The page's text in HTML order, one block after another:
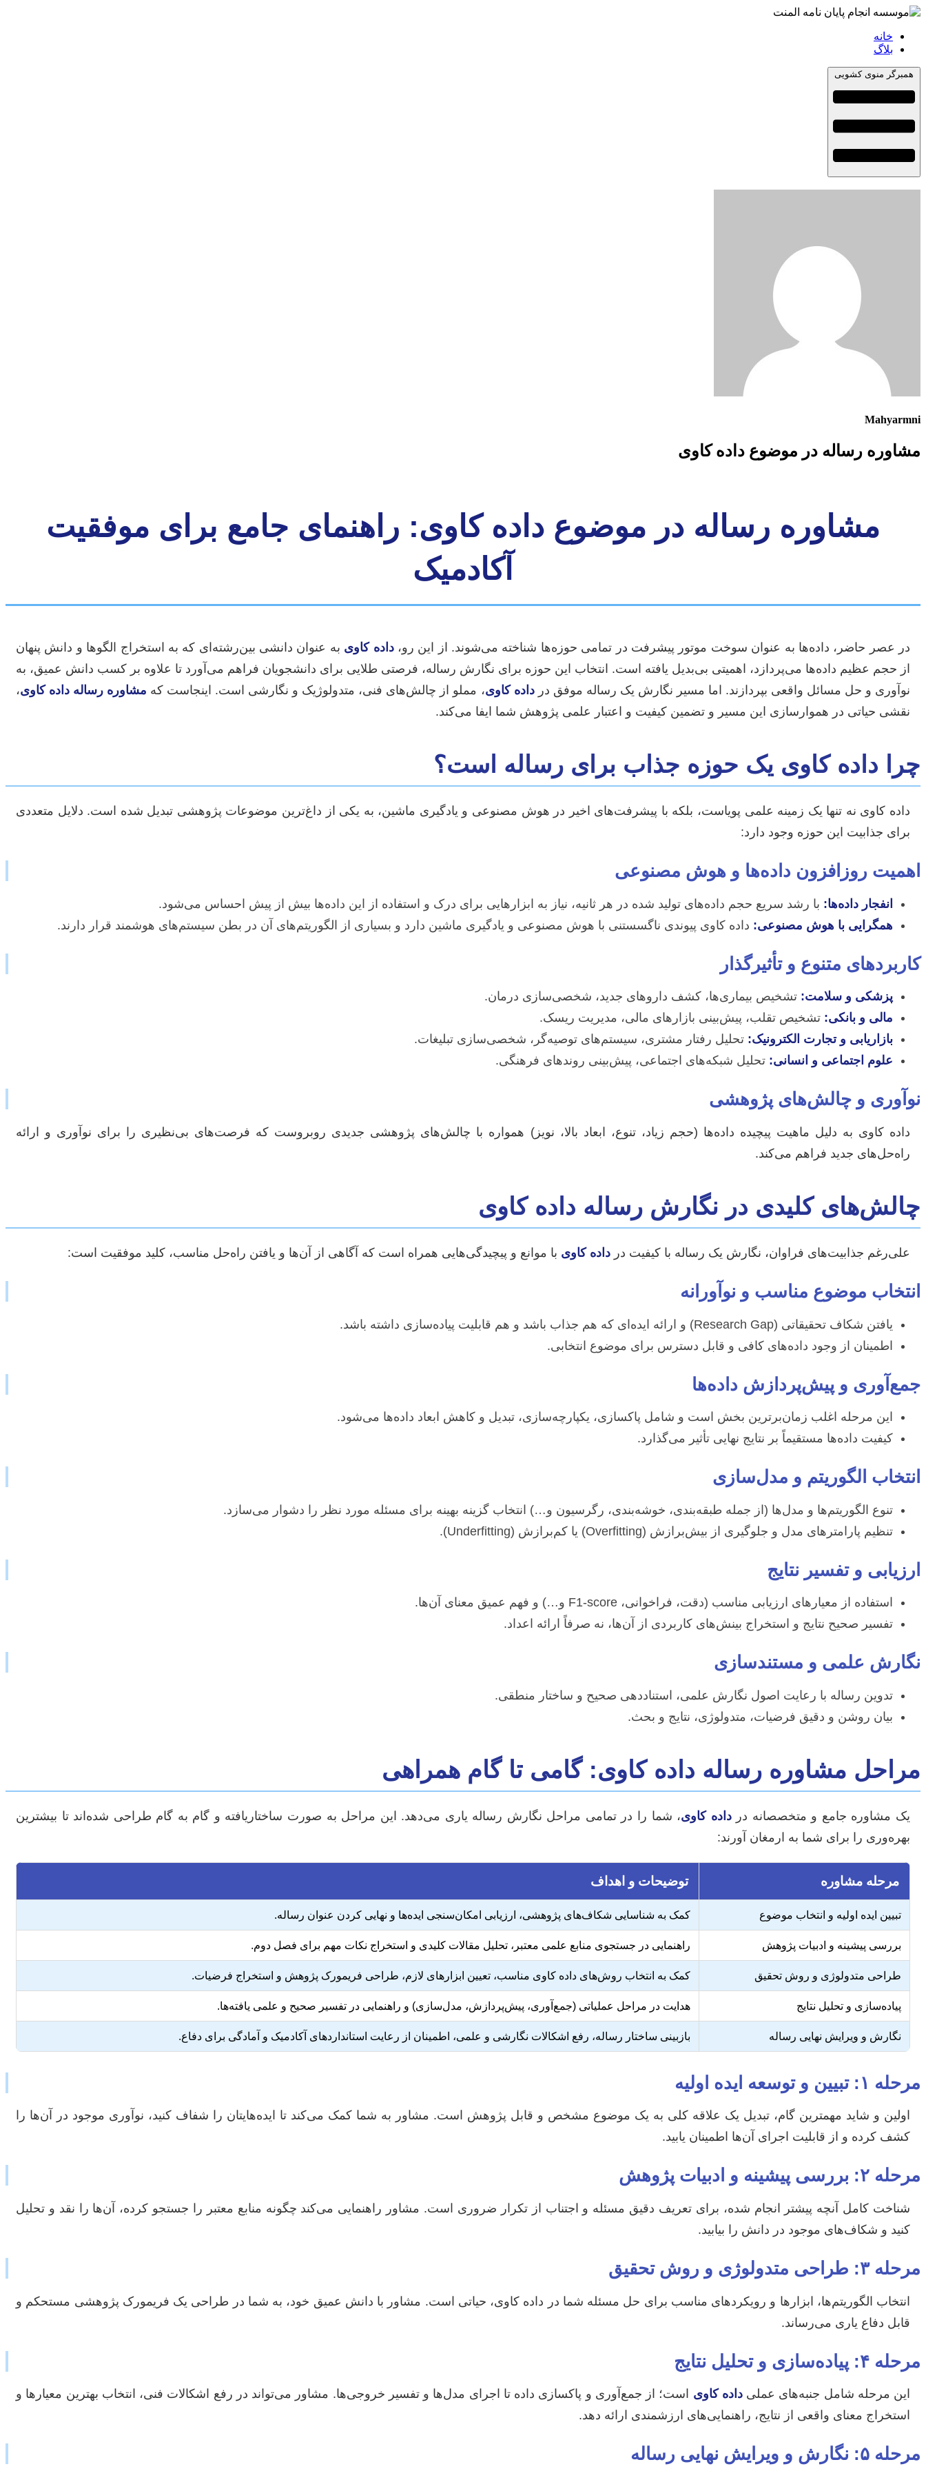
خانه
بلاگ
همبرگر منوی کشویی
Mahyarmni
مشاوره رساله در موضوع داده کاوی
مشاوره رساله در موضوع داده کاوی: راهنمای جامع برای موفقیت
آکادمیک
در عصر حاضر، داده‌ها به عنوان سوخت موتور پیشرفت در تمامی حوزه‌ها شناخته می‌شوند. از این رو،داده کاوی به عنوان دانشی بین‌رشته‌ای که به استخراج الگوها و دانش پنهان
از حجم عظیم داده‌ها می‌پردازد، اهمیتی بی‌بدیل یافته است. انتخاب این حوزه برای نگارش رساله، فرصتی طلایی برای دانشجویان فراهم می‌آورد تا علاوه بر کسب دانش عمیق، به
نوآوری و حل مسائل واقعی بپردازند. اما مسیر نگارش یک رساله موفق درداده کاوی، مملو از چالش‌های فنی، متدولوژیک و نگارشی است. اینجاست که مشاوره رساله داده کاوی،
نقشی حیاتی در هموارسازی این مسیر و تضمین کیفیت و اعتبار علمی پژوهش شما ایفا می‌کند.
چرا داده کاوی یک حوزه جذاب برای رساله است؟
داده کاوی نه تنها یک زمینه علمی پویاست، بلکه با پیشرفت‌های اخیر در هوش مصنوعی و یادگیری ماشین، به یکی از داغ‌ترین موضوعات پژوهشی تبدیل شده است. دلایل متعددی
برای جذابیت این حوزه وجود دارد:
اهمیت روزافزون داده‌ها و هوش مصنوعی
انفجار داده‌ها: با رشد سریع حجم داده‌های تولید شده در هر ثانیه، نیاز به ابزارهایی برای درک و استفاده از این داده‌ها بیش از پیش احساس می‌شود.
همگرایی با هوش مصنوعی: داده کاوی پیوندی ناگسستنی با هوش مصنوعی و یادگیری ماشین دارد و بسیاری از الگوریتم‌های آن در بطن سیستم‌های هوشمند قرار دارند.
کاربردهای متنوع و تأثیرگذار
پزشکی و سلامت: تشخیص بیماری‌ها، کشف داروهای جدید، شخصی‌سازی درمان.
مالی و بانکی: تشخیص تقلب، پیش‌بینی بازارهای مالی، مدیریت ریسک.
بازاریابی و تجارت الکترونیک: تحلیل رفتار مشتری، سیستم‌های توصیه‌گر، شخصی‌سازی تبلیغات.
علوم اجتماعی و انسانی: تحلیل شبکه‌های اجتماعی، پیش‌بینی روندهای فرهنگی.
نوآوری و چالش‌های پژوهشی
داده کاوی به دلیل ماهیت پیچیده داده‌ها (حجم زیاد، تنوع، ابعاد بالا، نویز) همواره با چالش‌های پژوهشی جدیدی روبروست که فرصت‌های بی‌نظیری را برای نوآوری و ارائه
راه‌حل‌های جدید فراهم می‌کند.
چالش‌های کلیدی در نگارش رساله داده کاوی
علی‌رغم جذابیت‌های فراوان، نگارش یک رساله با کیفیت در داده کاوی با موانع و پیچیدگی‌هایی همراه است که آگاهی از آن‌ها و یافتن راه‌حل مناسب، کلید موفقیت است:
انتخاب موضوع مناسب و نوآورانه
یافتن شکاف تحقیقاتی (Research Gap) و ارائه ایده‌ای که هم جذاب باشد و هم قابلیت پیاده‌سازی داشته باشد.
اطمینان از وجود داده‌های کافی و قابل دسترس برای موضوع انتخابی.
جمع‌آوری و پیش‌پردازش داده‌ها
این مرحله اغلب زمان‌برترین بخش است و شامل پاکسازی، یکپارچه‌سازی، تبدیل و کاهش ابعاد داده‌ها می‌شود.
کیفیت داده‌ها مستقیماً بر نتایج نهایی تأثیر می‌گذارد.
انتخاب الگوریتم و مدل‌سازی
تنوع الگوریتم‌ها و مدل‌ها (از جمله طبقه‌بندی، خوشه‌بندی، رگرسیون و…) انتخاب گزینه بهینه برای مسئله مورد نظر را دشوار می‌سازد.
تنظیم پارامترهای مدل و جلوگیری از بیش‌برازش (Overfitting) یا کم‌برازش (Underfitting).
ارزیابی و تفسیر نتایج
استفاده از معیارهای ارزیابی مناسب (دقت، فراخوانی، F1-score و…) و فهم عمیق معنای آن‌ها.
تفسیر صحیح نتایج و استخراج بینش‌های کاربردی از آن‌ها، نه صرفاً ارائه اعداد.
نگارش علمی و مستندسازی
تدوین رساله با رعایت اصول نگارش علمی، استناددهی صحیح و ساختار منطقی.
بیان روشن و دقیق فرضیات، متدولوژی، نتایج و بحث.
مراحل مشاوره رساله داده کاوی: گامی تا گام همراهی
یک مشاوره جامع و متخصصانه درداده کاوی، شما را در تمامی مراحل نگارش رساله یاری می‌دهد. این مراحل به صورت ساختاریافته و گام به گام طراحی شده‌اند تا بیشترین
بهره‌وری را برای شما به ارمغان آورند:
مرحله مشاوره توضیحات و اهداف
تبیین ایده اولیه و انتخاب موضوع کمک به شناسایی شکاف‌های پژوهشی، ارزیابی امکان‌سنجی ایده‌ها و نهایی کردن عنوان رساله.
بررسی پیشینه و ادبیات پژوهش راهنمایی در جستجوی منابع علمی معتبر، تحلیل مقالات کلیدی و استخراج نکات مهم برای فصل دوم.
طراحی متدولوژی و روش تحقیق کمک به انتخاب روش‌های داده کاوی مناسب، تعیین ابزارهای لازم، طراحی فریمورک پژوهش و استخراج فرضیات.
پیاده‌سازی و تحلیل نتایج هدایت در مراحل عملیاتی (جمع‌آوری، پیش‌پردازش، مدل‌سازی) و راهنمایی در تفسیر صحیح و علمی یافته‌ها.
نگارش و ویرایش نهایی رساله بازبینی ساختار رساله، رفع اشکالات نگارشی و علمی، اطمینان از رعایت استانداردهای آکادمیک و آمادگی برای دفاع.
مرحله ۱: تبیین و توسعه ایده اولیه
اولین و شاید مهمترین گام، تبدیل یک علاقه کلی به یک موضوع مشخص و قابل پژوهش است. مشاور به شما کمک می‌کند تا ایده‌هایتان را شفاف کنید، نوآوری موجود در آن‌ها را
کشف کرده و از قابلیت اجرای آن‌ها اطمینان یابید.
مرحله ۲: بررسی پیشینه و ادبیات پژوهش
شناخت کامل آنچه پیشتر انجام شده، برای تعریف دقیق مسئله و اجتناب از تکرار ضروری است. مشاور راهنمایی می‌کند چگونه منابع معتبر را جستجو کرده، آن‌ها را نقد و تحلیل
کنید و شکاف‌های موجود در دانش را بیابید.
مرحله ۳: طراحی متدولوژی و روش تحقیق
انتخاب الگوریتم‌ها، ابزارها و رویکردهای مناسب برای حل مسئله شما در داده کاوی، حیاتی است. مشاور با دانش عمیق خود، به شما در طراحی یک فریمورک پژوهشی مستحکم و
قابل دفاع یاری می‌رساند.
مرحله ۴: پیاده‌سازی و تحلیل نتایج
این مرحله شامل جنبه‌های عملیداده کاوی است؛ از جمع‌آوری و پاکسازی داده تا اجرای مدل‌ها و تفسیر خروجی‌ها. مشاور می‌تواند در رفع اشکالات فنی، انتخاب بهترین معیارها و
استخراج معنای واقعی از نتایج، راهنمایی‌های ارزشمندی ارائه دهد.
مرحله ۵: نگارش و ویرایش نهایی رساله